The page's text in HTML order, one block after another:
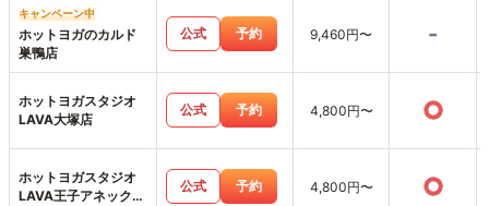
キャンペーン中
ホットヨガのカルド
巣鴨店
公式 予約 9,460円〜 -
ホットヨガスタジオ
LAVA大塚店
公式 予約 4,800円〜 ○
ホットヨガスタジオ
LAVA王子アネックス
公式 予約 4,800円〜 ○